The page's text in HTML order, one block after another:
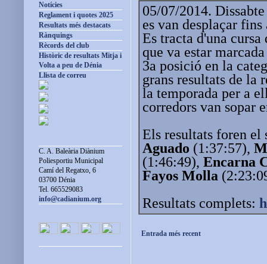
05/07/2014.
es van desplaçar
Es tracta d'una
que va estar
3a posició en la
grans resultats de la
la temporada per a
corredors van sopar
Els resultats foren el
Aguado (1:37:57),
(1:46:49), Encarna
Fayos Molla
Resultats complets:
Entrada més recent
Notícies
Reglament i quotes 2025
Resultats més destacats
Rànquings
Rècords del club
Històric de resultats Mitja i
Volta a peu de Dénia
Llista de correu
C. A. Baleària Diànium
Poliesportiu Municipal
Camí del Regatxo, 6
03700 Dénia
Tel. 665529083
info@cadianium.org